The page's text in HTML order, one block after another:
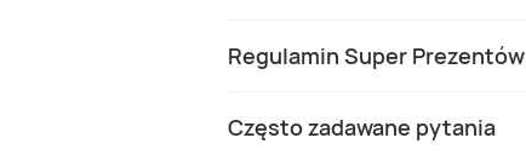
Regulamin Super Prezentów
Często zadawane pytania